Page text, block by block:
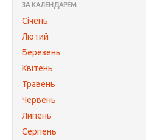
ЗА КАЛЕНДАРЕМ
Січень
Лютий
Березень
Квітень
Травень
Червень
Липень
Серпень